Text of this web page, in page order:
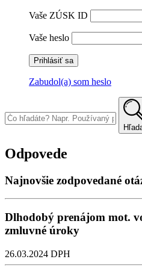
Vaše ZÚSK ID
Vaše heslo
Zabudol(a) som heslo
to
content
Odpovede
Najnovšie zodpovedané
Dlhodobý prenájom mot.
zmluvné úroky
26.03.2024 DPH